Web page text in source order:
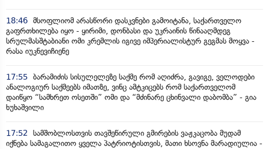
18:46 მსოფლიომ არასწორი დასკვნები გამოიტანა, საქართველო
გაფრთხილება იყო - ყირიმი, დონბასი და უკრაინის წინააღმდეგ
სრულმასშტაბიანი ომი კრემლის იგივე იმპერიალისტურ გეგმას მოყვა -
რასა იუკნევიჩიენე
17:55 ბარამიძის სისულელეზე საქმე რომ აღიძრა, გავიგე, ველოდები
ანალოგიურ საქმეებს იმათზე, ვინც ამტკიცებს რომ საქართველომ
დაიწყო “სამხრეთ ოსეთში” ომი და “მძინარე ცხინვალი დაბომბა” - გია
ხუხაშვილი
17:52
სამშობლოსთვის თავშეწირული გმირების ვაჟკაცობა მუდამ
იქნება სამაგალითო ყველა პატრიოტისთვის, მათი ხსოვნა მარადიულია -